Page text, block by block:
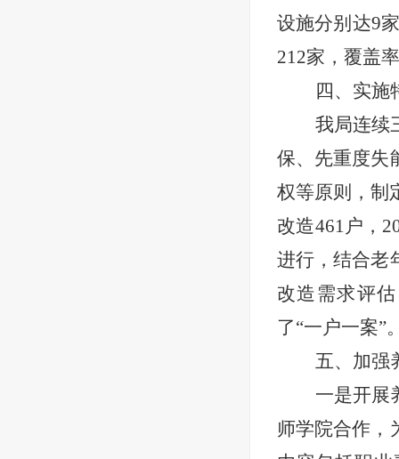
设施分别达9
212家，覆盖
四、实施
我局连续
保、先重度失
权等原则，制
改造461户，
进行，结合老
改造需求评
了“一户一案”
五、加强
一是开展
师学院合作，